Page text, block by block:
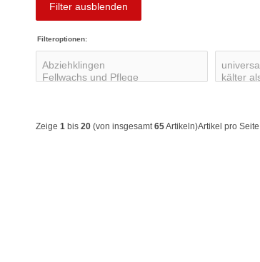
Filter ausblenden
Filteroptionen:
Zeige 1 bis 20 (von insgesamt65Artikeln)Artikel pro Seite